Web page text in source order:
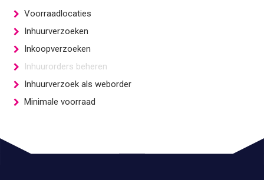
Voorraadlocaties
Inhuurverzoeken
Inkoopverzoeken
Inhuurorders beheren
Inhuurverzoek als weborder
Minimale voorraad